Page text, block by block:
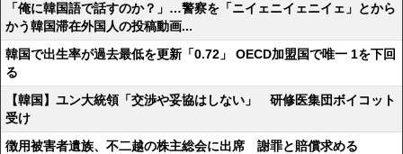
「俺に韓国語で話すのか？」…警察を「ニイェニイェニイェ」とから
かう韓国滞在外国人の投稿動画...
韓国で出生率が過去最低を更新「0.72」 OECD加盟国で唯一 1を下回
る
【韓国】ユン大統領「交渉や妥協はしない」 研修医集団ボイコット
受け
徴用被害者遺族、不二越の株主総会に出席 謝罪と賠償求める